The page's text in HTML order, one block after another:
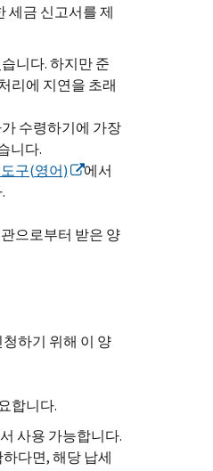
세금 신고서를 제
니다. 하지만 준
리에 지연을 초래
수령하기에 가장
니다.
구(영어)
에서
으로부터 받은 양
하기 위해 이 양
합니다.
사용 가능합니다.
다면, 해당 납세